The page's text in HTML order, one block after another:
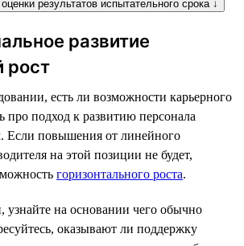
результатов испытательного срока ↓
развитие
рост
есть ли возможности карьерного
про подход к развитию персонала
Если повышения от линейного
на этой позиции не будет,
горизонтального роста.
узнайте на основании чего обычно
оказывают ли поддержку